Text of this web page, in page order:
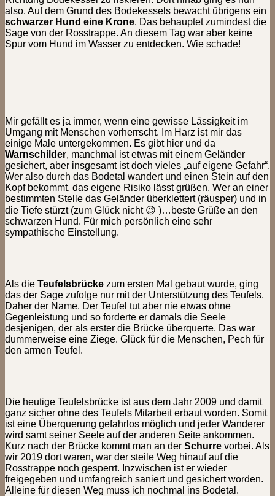
also. Auf dem Grund des Bodekessels bewacht übrigens ein
schwarzer Hund eine Krone. Das behauptet zumindest die
Sage von der Rosstrappe. An diesem Tag war aber keine
Spur vom Hund im Wasser zu entdecken. Wie schade!
Mir gefällt es ja immer, wenn eine gewisse Lässigkeit im
Umgang mit Menschen vorherrscht. Im Harz ist mir das
einige Male untergekommen. Es gibt hier und da
Warnschilder, manchmal ist etwas mit einem Geländer
gesichert, aber insgesamt ist doch vieles „auf eigene Gefahr“.
Wer also durch das Bodetal wandert und einen Stein auf den
Kopf bekommt, das eigene Risiko lässt grüßen. Wer an einer
bestimmten Stelle das Geländer überklettert (räusper) und in
die Tiefe stürzt (zum Glück nicht 😉 )…beste Grüße an den
schwarzen Hund. Für mich persönlich eine sehr
sympathische Einstellung.
Als die Teufelsbrücke zum ersten Mal gebaut wurde, ging
das der Sage zufolge nur mit der Unterstützung des Teufels.
Daher der Name. Der Teufel tut aber nie etwas ohne
Gegenleistung und so forderte er damals die Seele
desjenigen, der als erster die Brücke überquerte. Das war
dummerweise eine Ziege. Glück für die Menschen, Pech für
den armen Teufel.
Die heutige Teufelsbrücke ist aus dem Jahr 2009 und damit
ganz sicher ohne des Teufels Mitarbeit erbaut worden. Somit
ist eine Überquerung gefahrlos möglich und jeder Wanderer
wird samt seiner Seele auf der anderen Seite ankommen.
Kurz nach der Brücke kommt man an der Schurre vorbei. Als
wir 2019 dort waren, war der steile Weg hinauf auf die
Rosstrappe noch gesperrt. Inzwischen ist er wieder
freigegeben und umfangreich saniert und gesichert worden.
Alleine für diesen Weg muss ich nochmal ins Bodetal.